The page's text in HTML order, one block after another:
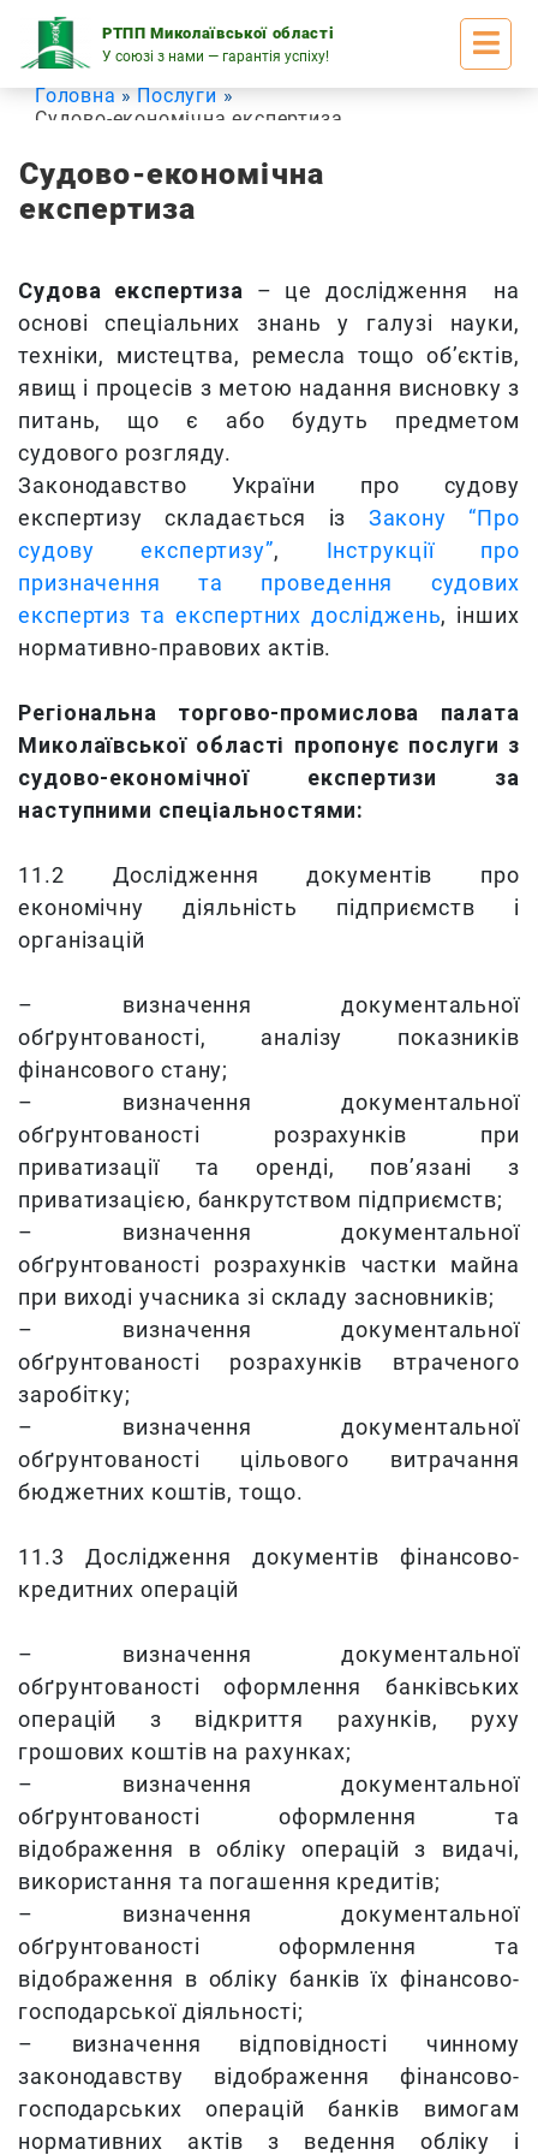
РТПП Миколаївської області
У союзі з нами — гарантія успіху!
content
Головна
Послуги
Судово-економічна експертиза
Судово-економічна
експертиза
Судова експертиза
– це дослідження на
основі спеціальних знань у галузі науки,
техніки, мистецтва, ремесла тощо об’єктів,
явищ і процесів з метою надання висновку з
питань, що є або будуть предметом
судового розгляду.
Законодавство України про судову
експертизу складається із Закону “Про
судову експертизу”, Інструкції про
призначення та проведення судових
експертиз та експертних досліджень, інших
нормативно-правових актів.
Регіональна торгово-промислова палата
Миколаївської області пропонує послуги з
судово-економічної експертизи за
наступними спеціальностями:
11.2 Дослідження документів про
економічну діяльність підприємств і
організацій
– визначення документальної
обґрунтованості, аналізу показників
фінансового стану;
– визначення документальної
обґрунтованості розрахунків при
приватизації та оренді, пов’язані з
приватизацією, банкрутством підприємств;
– визначення документальної
обґрунтованості розрахунків частки майна
при виході учасника зі складу засновників;
– визначення документальної
обґрунтованості розрахунків втраченого
заробітку;
– визначення документальної
обґрунтованості цільового витрачання
бюджетних коштів, тощо.
11.3 Дослідження документів фінансово-
кредитних операцій
– визначення документальної
обґрунтованості оформлення банківських
операцій з відкриття рахунків, руху
грошових коштів на рахунках;
– визначення документальної
обґрунтованості оформлення та
відображення в обліку операцій з видачі,
використання та погашення кредитів;
– визначення документальної
обґрунтованості оформлення та
відображення в обліку банків їх фінансово-
господарської діяльності;
– визначення відповідності чинному
законодавству відображення фінансово-
господарських операцій банків вимогам
нормативних актів з ведення обліку і